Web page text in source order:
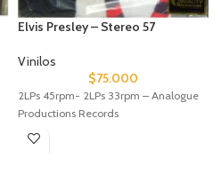
Elvis Presley – Stereo 57
Vinilos
$75.000
2LPs 45rpm- 2LPs 33rpm – Analogue
Productions Records